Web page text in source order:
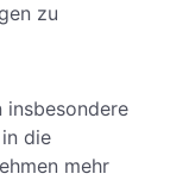
zu
insbesondere
in die
mehr